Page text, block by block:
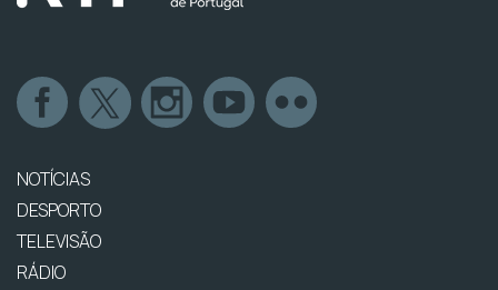
NOTÍCIAS
DESPORTO
TELEVISÃO
RÁDIO